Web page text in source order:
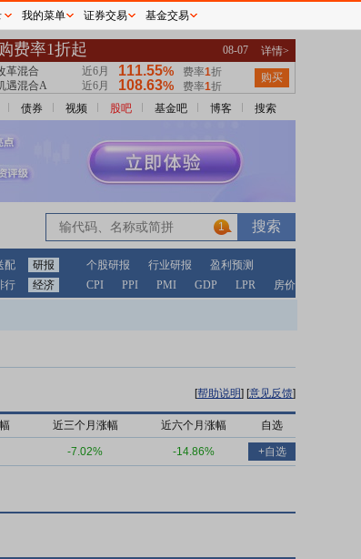
债券 视频 股吧 基金吧 博客 搜索
1
配 研报 个股研报 行业研报
盈利预测
行 经济 CPI PPI PMI GDP LPR 房价
[帮助说明] [意见反馈]
近三个月涨幅 近六个月涨幅 自选
-7.02% -14.86% +自选
我的菜单 证券交易 基金交易